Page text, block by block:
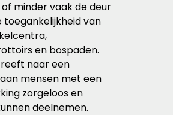
minder vaak de deur
van
en bospaden.
naar een
mensen met een
zorgeloos en
deelnemen.